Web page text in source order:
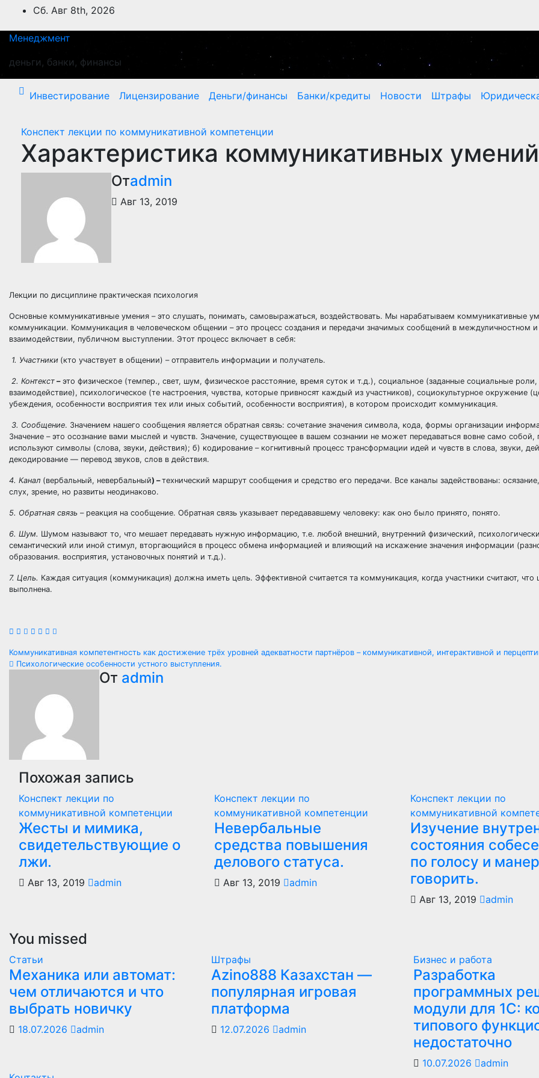
Перейти
содержимому
Сб. Авг 8th, 2026
Менеджмент
деньги, банки, финансы
Инвестирование Лицензирование Деньги/финансы Банки/кредиты Новости Штрафы
Конспект лекции по коммуникативной компетенции
Характеристика коммуникативных
Отadmin
Авг 13, 2019
Лекции по дисциплине практическая психология
Основные коммуникативные умения – это слушать, понимать, самовыражаться, воздействовать. Мы нарабатываем коммуникативные
коммуникации. Коммуникация в человеческом общении – это процесс создания и передачи значимых сообщений в междуличностном и
взаимодействии, публичном выступлении. Этот процесс включает в себя:
1. Участники (кто участвует в общении) – отправитель информации и получатель.
2. Контекст –это физическое (темпер., свет, шум, физическое расстояние, время суток и т.д.), социальное (заданные социальные
взаимодействие), психологическое (те настроения, чувства, которые привносят каждый из участников), социокультурное окружение
убеждения, особенности восприятия тех или иных событий, особенности восприятия), в котором происходит коммуникация.
3. Сообщение. Значением нашего сообщения является обратная связь: сочетание значения символа, кода, формы организации
Значение – это осознание вами мыслей и чувств. Значение, существующее в вашем сознании не может передаваться вовне само
используют символы (слова, звуки, действия); б) кодирование – когнитивный процесс трансформации идей и чувств в слова, звуки,
декодирование — перевод звуков, слов в действия.
4. Канал (вербальный, невербальный) –технический маршрут сообщения и средство его передачи. Все каналы задействованы:
слух, зрение, но развиты неодинаково.
5. Обратная связь – реакция на сообщение. Обратная связь указывает передававшему человеку: как оно было принято, понято.
6. Шум. Шумом называют то, что мешает передавать нужную информацию, т.е. любой внешний, внутренний физический,
семантический или иной стимул, вторгающийся в процесс обмена информацией и влияющий на искажение значения информации
образования. восприятия, установочных понятий и т.д.).
7. Цель. Каждая ситуация (коммуникация) должна иметь цель. Эффективной считается та коммуникация, когда участники считают, что
выполнена.
Навигация
записям
Коммуникативная компетентность как достижение трёх уровней адекватности партнёров – коммуникативной, интерактивной и
Психологические особенности устного выступления.
От admin
Похожая запись
Конспект лекции по
коммуникативной компетенции
Жесты и мимика,
свидетельствующие о
лжи.
Авг 13, 2019 admin
Конспект лекции по
коммуникативной компетенции
Невербальные
средства повышения
делового статуса.
Авг 13, 2019 admin
Конспект лекции по
коммуникативной
Изучение
состояния
по голосу и
говорить.
Авг 13, 2019 admin
You missed
Статьи
Механика или автомат:
чем отличаются и что
выбрать новичку
18.07.2026 admin
Штрафы
Azino888 Казахстан —
популярная игровая
платформа
12.07.2026 admin
Бизнес и работа
Разработка
программных
модули для 1С:
типового
недостаточно
10.07.2026 admin